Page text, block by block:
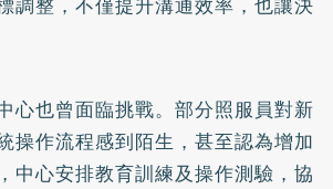
心也曾面臨挑戰。部分照服員對新
操作流程感到陌生，甚至認為增加
中心安排教育訓練及操作測驗，協